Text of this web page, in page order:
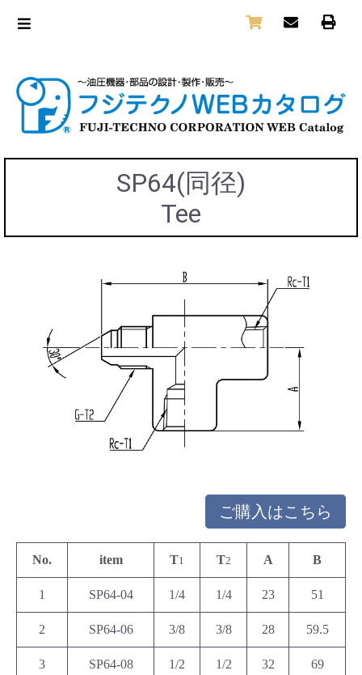
SP64(同径)
Tee
ご購入はこちら
No. item T1 T2 A B
1 SP64-04 1/4 1/4 23 51
2 SP64-06 3/8 3/8 28 59.5
3 SP64-08 1/2 1/2 32 69